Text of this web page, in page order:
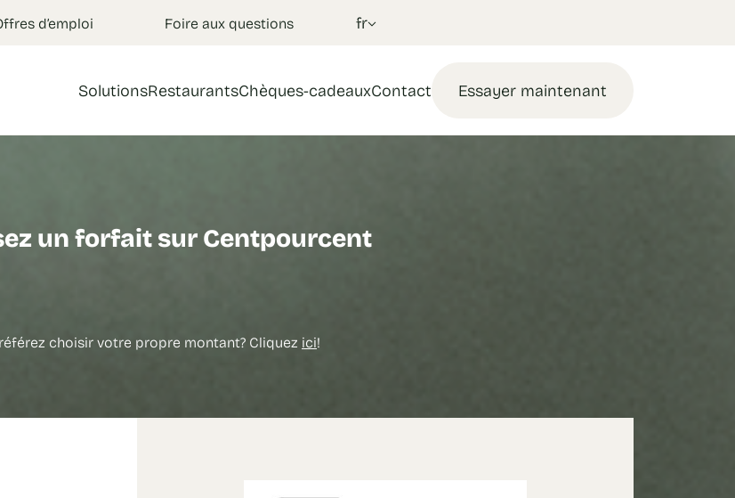
d’emploi Foire aux questions fr
Essayer maintenant
SolutionsRestaurantsChèques-cadeauxContact
un forfait sur Centpourcent
choisir votre propre montant? Cliquez ici!